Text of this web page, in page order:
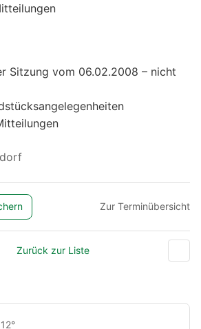
Sitzung vom 06.02.2008 – nicht
Zur Terminübersicht
Zurück zur Liste
12°